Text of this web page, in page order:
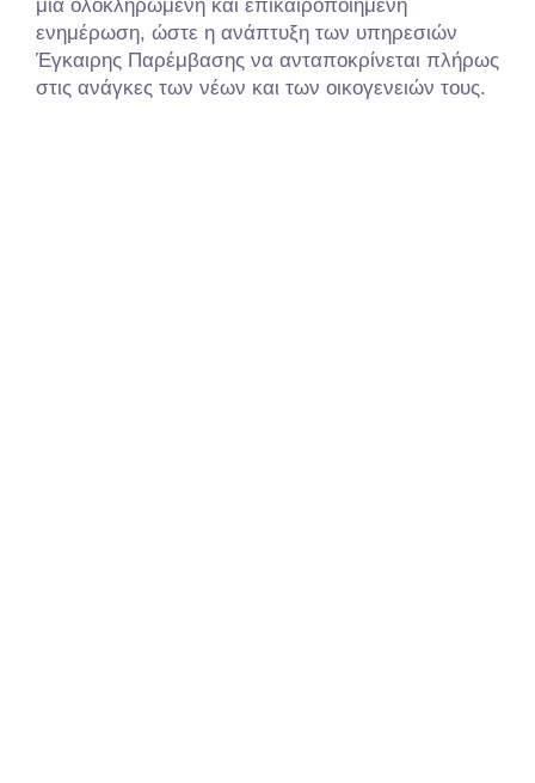
μία ολοκληρωμένη και επικαιροποιημένη
ενημέρωση, ώστε η ανάπτυξη των υπηρεσιών
Έγκαιρης Παρέμβασης να ανταποκρίνεται πλήρως
στις ανάγκες των νέων και των οικογενειών τους.